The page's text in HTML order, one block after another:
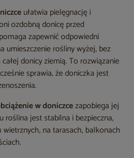
ułatwia pielęgnację i
ozdobną donicę przed
zapewnić odpowiedni
umieszczenie rośliny wyżej, bez
donicy ziemią. To rozwiązanie
sprawia, że doniczka jest
w doniczcezapobiega jej
roślina jest stabilna i bezpieczna,
na tarasach, balkonach